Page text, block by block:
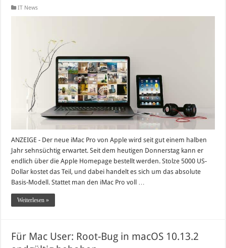
IT News
ANZEIGE - Der neue iMac Pro von Apple wird seit gut einem halben
Jahr sehnsüchtig erwartet. Seit dem heutigen Donnerstag kann er
endlich über die Apple Homepage bestellt werden. Stolze 5000 US-
Dollar kostet das Teil, und dabei handelt es sich um das absolute
Basis-Modell. Stattet man den iMac Pro voll …
Weiterlesen »
Für Mac User: Root-Bug in macOS 10.13.2